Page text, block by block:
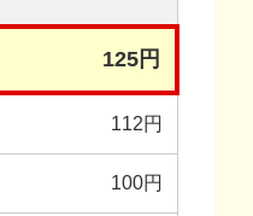
125円
112円
100円